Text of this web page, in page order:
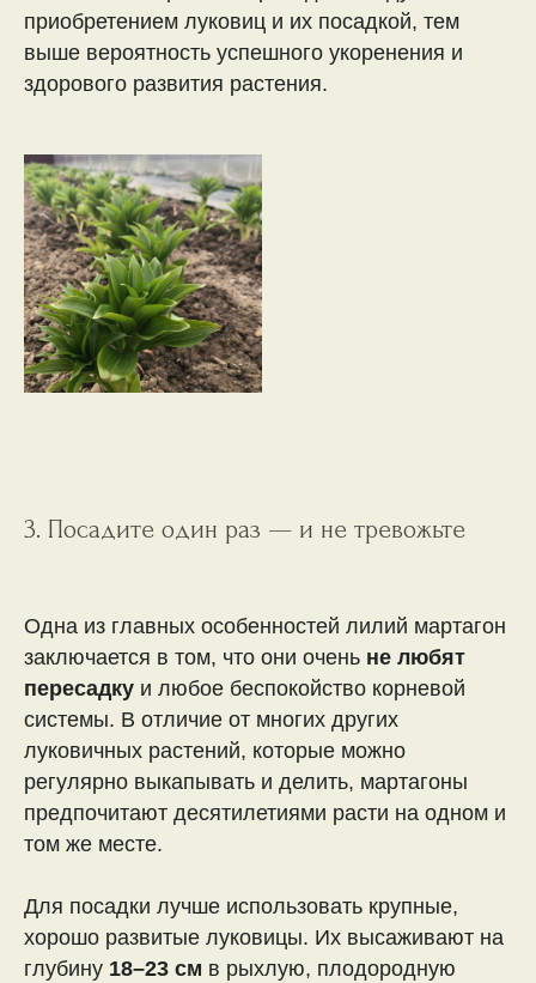
приобретением луковиц и их посадкой, тем
выше вероятность успешного укоренения и
здорового развития растения.
3. Посадите один раз — и не тревожьте
Одна из главных особенностей лилий мартагон
заключается в том, что они очень не любят
пересадку и любое беспокойство корневой
системы. В отличие от многих других
луковичных растений, которые можно
регулярно выкапывать и делить, мартагоны
предпочитают десятилетиями расти на одном и
том же месте.
Для посадки лучше использовать крупные,
хорошо развитые луковицы. Их высаживают на
глубину 18–23 см в рыхлую, плодородную